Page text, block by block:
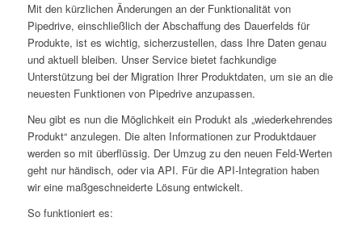
Mit den kürzlichen Änderungen an der Funktionalität von
Pipedrive, einschließlich der Abschaffung des Dauerfelds für
Produkte, ist es wichtig, sicherzustellen, dass Ihre Daten genau
und aktuell bleiben. Unser Service bietet fachkundige
Unterstützung bei der Migration Ihrer Produktdaten, um sie an die
neuesten Funktionen von Pipedrive anzupassen.
Neu gibt es nun die Möglichkeit ein Produkt als „wiederkehrendes
Produkt“ anzulegen. Die alten Informationen zur Produktdauer
werden so mit überflüssig. Der Umzug zu den neuen Feld-Werten
geht nur händisch, oder via API. Für die API-Integration haben
wir eine maßgeschneiderte Lösung entwickelt.
So funktioniert es: